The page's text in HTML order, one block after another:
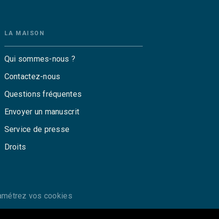
LA MAISON
Qui sommes-nous ?
Contactez-nous
Questions fréquentes
Envoyer un manuscrit
Service de presse
Droits
vos cookies